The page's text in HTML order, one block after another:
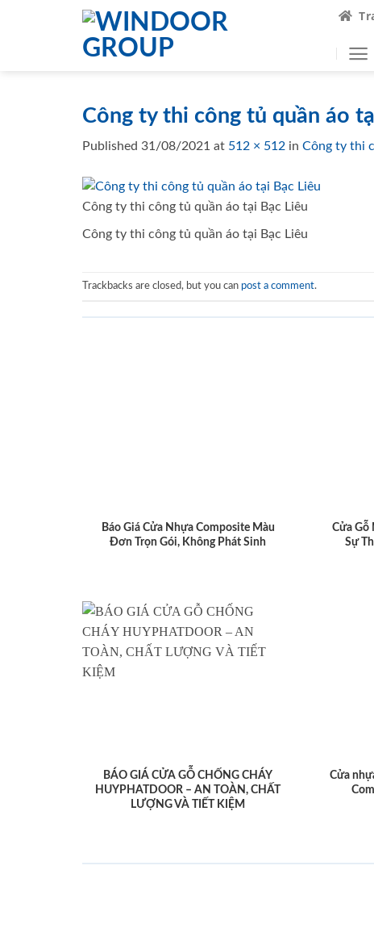
Công ty thi công tủ quần áo
Published 31/08/2021 at 512 × 512 in Công ty thi
Công ty thi công tủ quần áo tại Bạc Liêu
Công ty thi công tủ quần áo tại Bạc Liêu
Trackbacks are closed, but you can post a comment.
Báo Giá Cửa Nhựa Composite Màu
Đơn Trọn Gói, Không Phát Sinh
Cửa Gỗ
Sự
BÁO GIÁ CỬA GỖ CHỐNG CHÁY
HUYPHATDOOR – AN TOÀN, CHẤT
LƯỢNG VÀ TIẾT KIỆM
Cửa